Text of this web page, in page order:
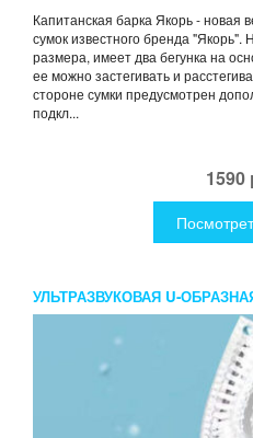
Капитанская барка Якорь - новая
сумок известного бренда "Якорь".
размера, имеет два бегунка на
ее можно застегивать и
стороне сумки предусмотрен
подкл...
1590
УЛЬТРАЗВУКОВАЯ U-